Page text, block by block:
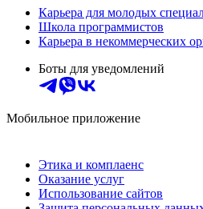
Карьера для молодых
Школа программистов
Карьера в некоммерческих
Боты для уведомлений
Мобильное приложение
Этика и комплаенс
Оказание услуг
Использование сайтов